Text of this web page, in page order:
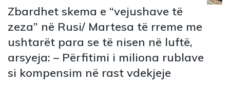
Zbardhet skema e “vejushave të
zeza” në Rusi/ Martesa të rreme me
ushtarët para se të nisen në luftë,
arsyeja: – Përfitimi i miliona rublave
si kompensim në rast vdekjeje